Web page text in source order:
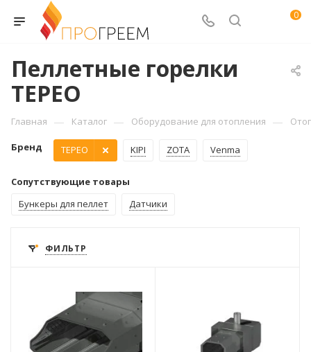
0
Пеллетные горелки
TEPEO
Главная — Каталог — Оборудование для отопления —
Бренд KIPI ZOTA Venma
TEPEO
Сопутствующие товары
Бункеры для пеллет
Датчики
ФИЛЬТР